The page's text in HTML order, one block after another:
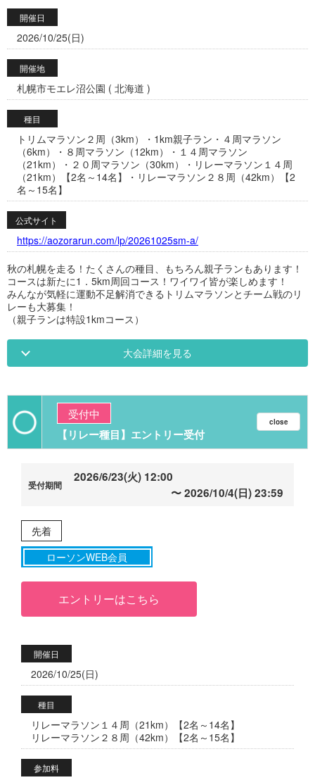
開催日
2026/10/25(日)
開催地
札幌市モエレ沼公園 ( 北海道 )
種目
トリムマラソン２周（3km）・1km親子ラン・４周マラソン
（6km）・８周マラソン（12km）・１４周マラソン
（21km）・２０周マラソン（30km）・リレーマラソン１４周
（21km）【2名～14名】・リレーマラソン２８周（42km）【2
名～15名】
公式サイト
https://aozorarun.com/lp/20261025sm-a/
秋の札幌を走る！たくさんの種目、もちろん親子ランもあります！
コースは新たに1．5km周回コース！ワイワイ皆が楽しめます！
みんなが気軽に運動不足解消できるトリムマラソンとチーム戦のリ
レーも大募集！
（親子ランは特設1kmコース）
大会詳細を見る
受付中
【リレー種目】エントリー受付
2026/6/23(火) 12:00
2026/10/4(日) 23:59
先着
ローソンWEB会員
エントリーはこちら
開催日
2026/10/25(日)
種目
リレーマラソン１４周（21km）【2名～14名】
リレーマラソン２８周（42km）【2名～15名】
参加料